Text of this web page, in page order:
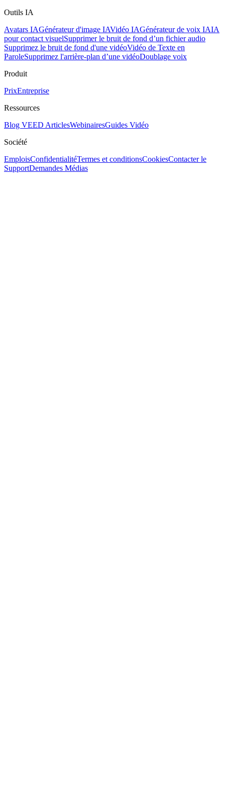
Outils IA
Avatars IAGénérateur d'image IAVidéo IAGénérateur de voix IAIA
pour contact visuelSupprimer le bruit de fond d’un fichier audio
Supprimez le bruit de fond d'une vidéoVidéo de Texte en
ParoleSupprimez l'arrière-plan d’une vidéoDoublage voix
Produit
PrixEntreprise
Ressources
Blog VEED ArticlesWebinairesGuides Vidéo
Société
EmploisConfidentialitéTermes et conditionsCookiesContacter le
SupportDemandes Médias